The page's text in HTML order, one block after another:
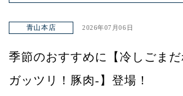
青山本店 2026年07月06日
季節のおすすめに【冷しごま
ガッツリ！豚肉-】登場！